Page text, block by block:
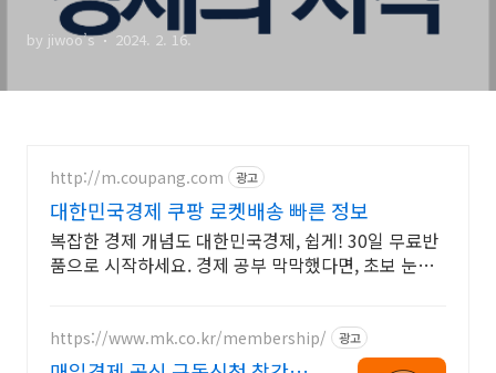
by jiwoo’s 2024. 2. 16.
http://m.coupang.com 광고
대한민국경제 쿠팡 로켓배송 빠른 정보
복잡한 경제 개념도 대한민국경제, 쉽게! 30일 무료반
품으로 시작하세요. 경제 공부 막막했다면, 초보 눈높
https://www.mk.co.kr/membership/ 광고